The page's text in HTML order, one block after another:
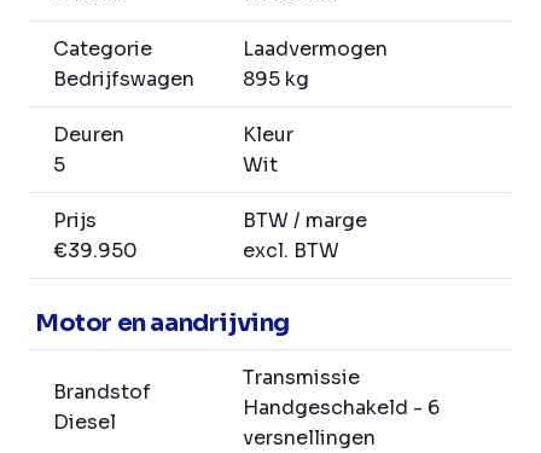
Categorie
Bedrijfswagen
Laadvermogen
895 kg
Deuren
5
Kleur
Wit
Prijs
€39.950
BTW / marge
excl. BTW
Motor en aandrijving
Brandstof
Diesel
Transmissie
Handgeschakeld - 6
versnellingen